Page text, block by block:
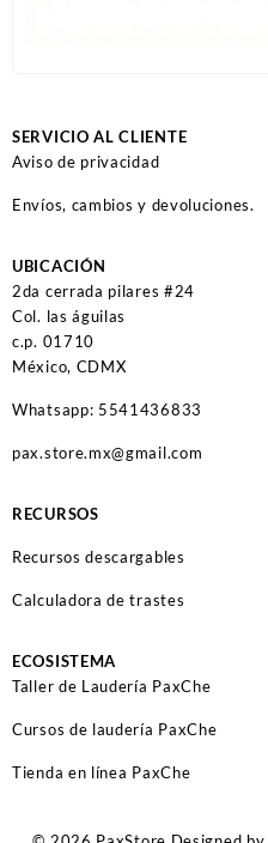
SERVICIO AL CLIENTE
Aviso de privacidad
Envíos, cambios y devoluciones.
UBICACIÓN
2da cerrada pilares #24
Col. las águilas
c.p. 01710
México, CDMX
Whatsapp: 5541436833
pax.store.mx@gmail.com
RECURSOS
Recursos descargables
Calculadora de trastes
ECOSISTEMA
Taller de Laudería PaxChe
Cursos de laudería PaxChe
Tienda en línea PaxChe